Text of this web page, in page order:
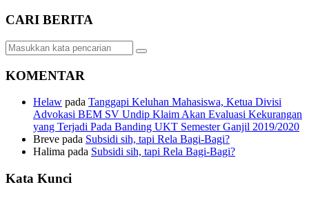
CARI BERITA
KOMENTAR
Helaw pada Tanggapi Keluhan Mahasiswa, Ketua Divisi
Advokasi BEM SV Undip Klaim Akan Evaluasi Kekurangan
yang Terjadi Pada Banding UKT Semester Ganjil 2019/2020
Breve pada Subsidi sih, tapi Rela Bagi-Bagi?
Halima pada Subsidi sih, tapi Rela Bagi-Bagi?
Kata Kunci